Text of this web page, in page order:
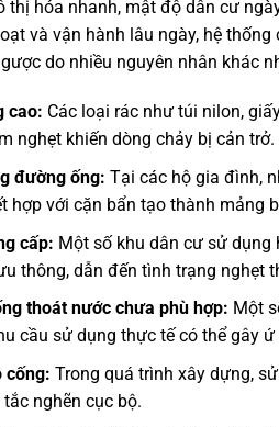
hóa nhanh, mật độ dân cư
và vận hành lâu ngày, hệ
do nhiều nguyên nhân khác
cao: Các loại rác như túi nilon,
nghẹt khiến dòng chảy bị cản trở.
đường ống: Tại các hộ gia đình,
hợp với cặn bẩn tạo thành mảng
cấp: Một số khu dân cư sử dụng
thông, dẫn đến tình trạng nghẹt
thoát nước chưa phù hợp: Một
cầu sử dụng thực tế có thể gây
cống: Trong quá trình xây dựng,
nghẽn cục bộ.